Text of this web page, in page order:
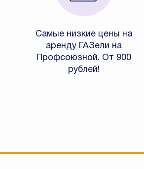
Самые низкие цены на
аренду ГАЗели на
Профсоюзной. От 900
рублей!